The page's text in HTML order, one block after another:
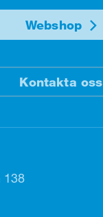
Webshop
Kontakta oss
138